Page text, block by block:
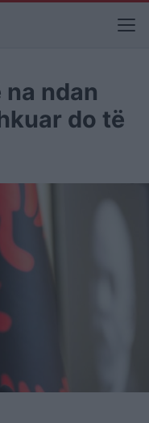
na ndan
do të